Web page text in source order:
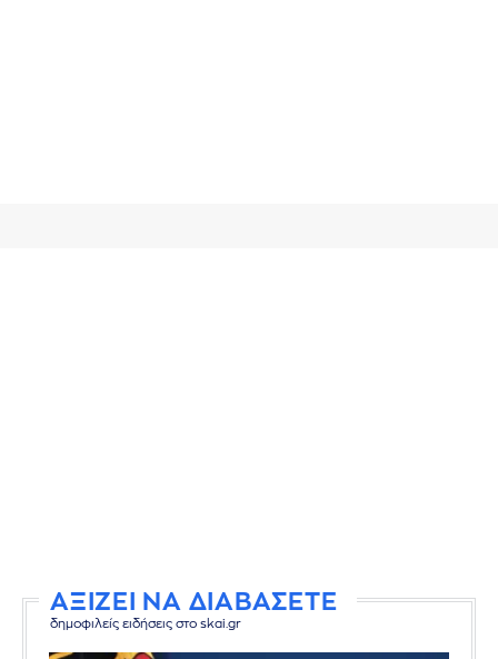
ΑΞΙΖΕΙ ΝΑ ΔΙΑΒΑΣΕΤΕ
δημοφιλείς ειδήσεις στο skai.gr